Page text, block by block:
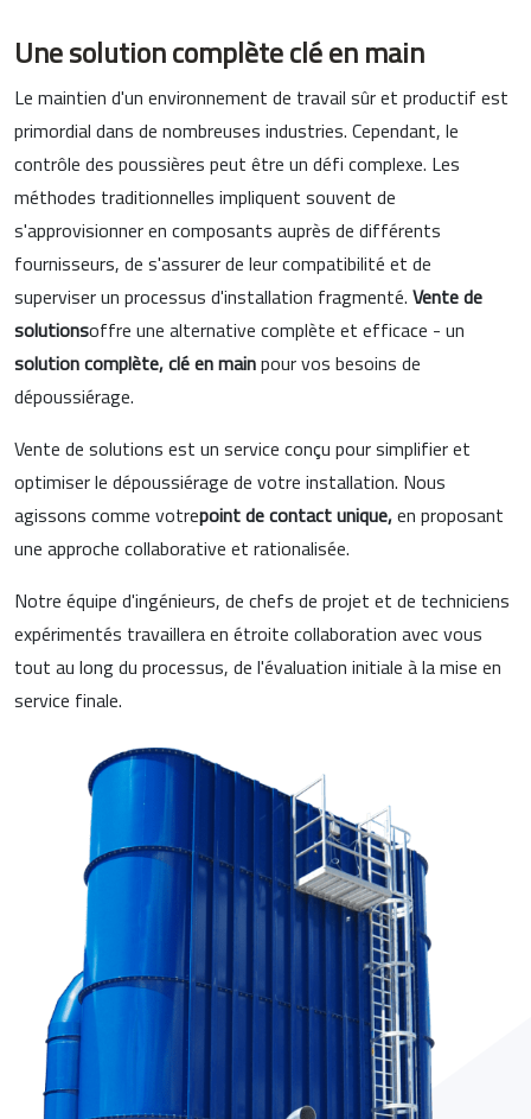
Une solution complète clé en main
Le maintien d'un environnement de travail sûr et productif est
primordial dans de nombreuses industries. Cependant, le
contrôle des poussières peut être un défi complexe. Les
méthodes traditionnelles impliquent souvent de
s'approvisionner en composants auprès de différents
fournisseurs, de s'assurer de leur compatibilité et de
superviser un processus d'installation fragmenté. Vente de
solutionsoffre une alternative complète et efficace - un
solution complète, clé en mainpour vos besoins de
dépoussiérage.
Vente de solutions est un service conçu pour simplifier et
optimiser le dépoussiérage de votre installation. Nous
agissons comme votrepoint de contact unique,en proposant
une approche collaborative et rationalisée.
Notre équipe d'ingénieurs, de chefs de projet et de techniciens
expérimentés travaillera en étroite collaboration avec vous
tout au long du processus, de l'évaluation initiale à la mise en
service finale.